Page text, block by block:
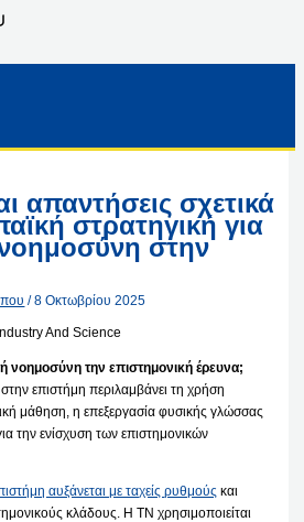
απαντήσεις σχετικά
στρατηγική για
στην
/8 Οκτωβρίου 2025
νοημοσύνη την επιστημονική έρευνα;
επιστήμη περιλαμβάνει τη χρήση
μάθηση, η επεξεργασία φυσικής γλώσσας
την ενίσχυση των επιστημονικών
αυξάνεται με ταχείςρυθμούς και
κλάδους. Η ΤΝ χρησιμοποιείται